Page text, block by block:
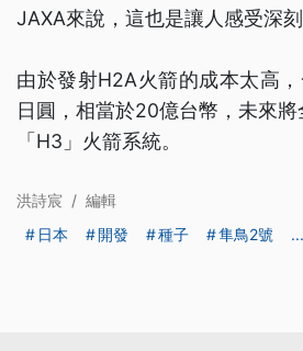
JAXA來說，這也是讓人感受深刻
由於發射H2A火箭的成本太高
日圓，相當於20億台幣，未來
「H3」火箭系統。
洪詩宸 / 編輯
日本
開發 種子 隼鳥2號 ...